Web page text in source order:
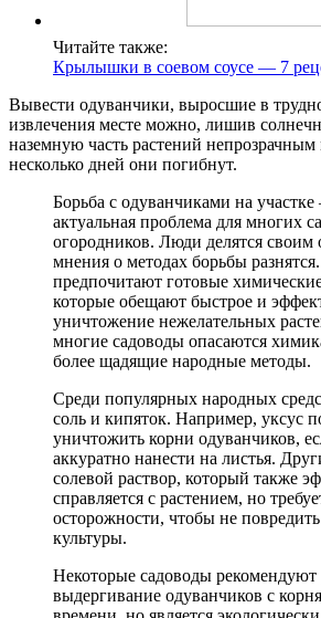
Читайте также:
Крылышки в соевом соусе — 7
Вывести одуванчики, выросшие в
извлечения месте можно, лишив
наземную часть растений непрозрачным
несколько дней они погибнут.
Борьба с одуванчиками на
актуальная проблема для многих
огородников. Люди делятся
мнения о методах борьбы
предпочитают готовые
которые обещают быстрое и
уничтожение нежелательных
многие садоводы опасаются
более щадящие народные методы.
Среди популярных народных
соль и кипяток. Например, уксус
уничтожить корни одуванчиков,
аккуратно нанести на листья.
солевой раствор, который также
справляется с растением, но
осторожности, чтобы не
культуры.
Некоторые садоводы рекомендуют
выдергивание одуванчиков с